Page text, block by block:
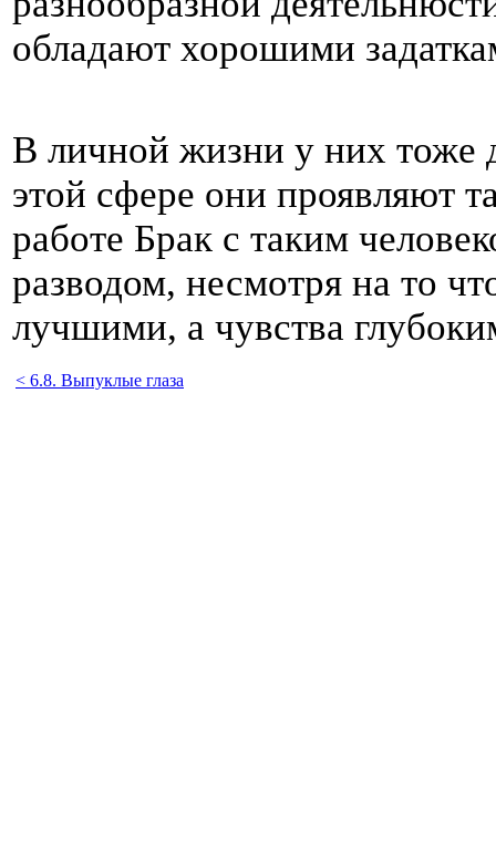
обладают хорошими
В личной жизни у них тоже
этой сфере они проявляют
работе Брак с таким
разводом, несмотря на то
лучшими, а чувства
< 6.8. Выпуклые глаза